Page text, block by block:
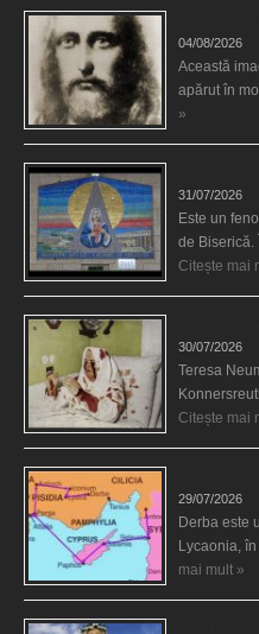
04/08/2026
Această
apărut în
»
31/07/2026
Este un
de
Citește mai
30/07/2026
Teresa
Citește mai
29/07/2026
Derba este
Lycaonia,
mai mult »